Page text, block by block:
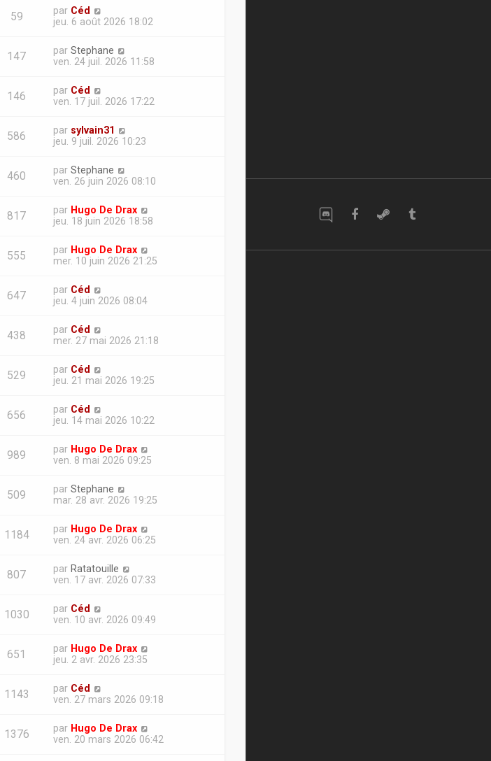
59 par Céd
jeu. 6 août 2026 18:02
147 par Stephane
ven. 24 juil. 2026 11:58
146 par Céd
ven. 17 juil. 2026 17:22
586 par sylvain31
jeu. 9 juil. 2026 10:23
460 par Stephane
ven. 26 juin 2026 08:10
817 par Hugo De Drax
jeu. 18 juin 2026 18:58
555 par Hugo De Drax
mer. 10 juin 2026 21:25
647 par Céd
jeu. 4 juin 2026 08:04
438 par Céd
mer. 27 mai 2026 21:18
529 par Céd
jeu. 21 mai 2026 19:25
656 par Céd
jeu. 14 mai 2026 10:22
989 par Hugo De Drax
ven. 8 mai 2026 09:25
509 par Stephane
mar. 28 avr. 2026 19:25
1184 par Hugo De Drax
ven. 24 avr. 2026 06:25
807 par Ratatouille
ven. 17 avr. 2026 07:33
1030 par Céd
ven. 10 avr. 2026 09:49
651 par Hugo De Drax
jeu. 2 avr. 2026 23:35
1143 par Céd
ven. 27 mars 2026 09:18
1376 par Hugo De Drax
ven. 20 mars 2026 06:42